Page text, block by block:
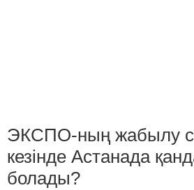
ЭКСПО-ның жабылу
кезінде Астанада
болады?